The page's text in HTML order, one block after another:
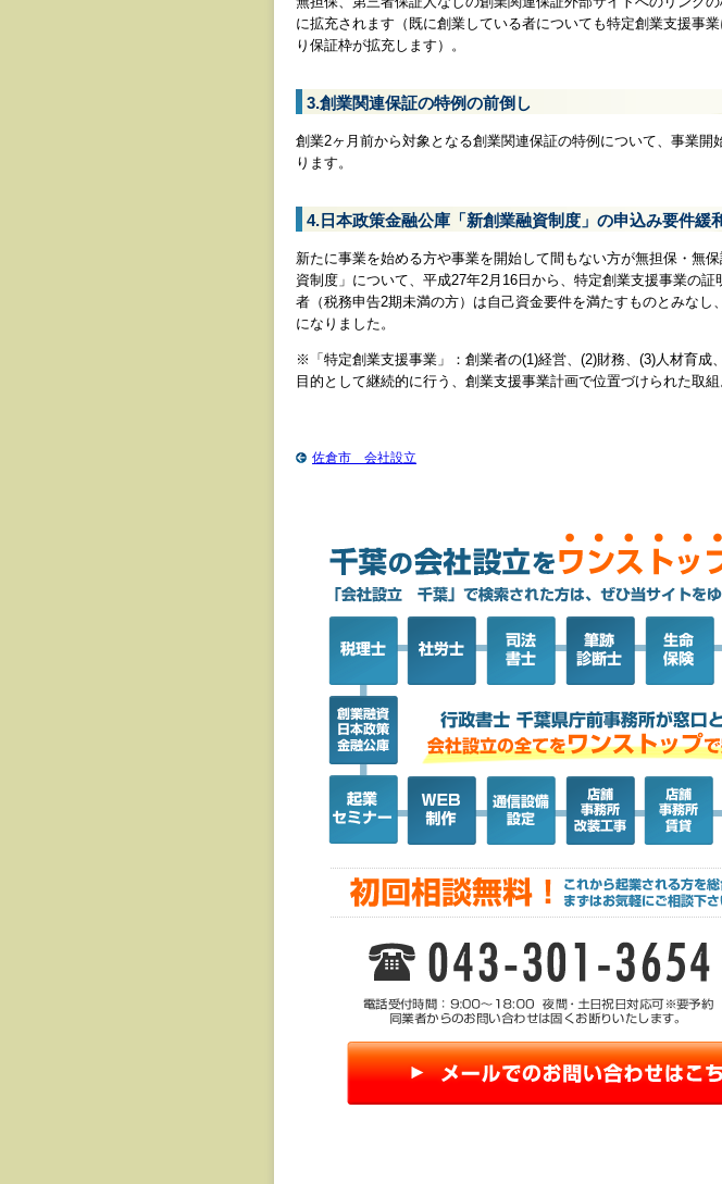
に拡充されます（既に創業している者についても特定創業支援事
り保証枠が拡充します）。
3.創業関連保証の特例の前倒し
創業2ヶ月前から対象となる創業関連保証の特例について、事業開
ります。
4.日本政策金融公庫「新創業融資制度」の申込み要件緩
新たに事業を始める方や事業を開始して間もない方が無担保・無
資制度」について、平成27年2月16日から、特定創業支援事業の
者（税務申告2期未満の方）は自己資金要件を満たすものとみなし
になりました。
※「特定創業支援事業」：創業者の(1)経営、(2)財務、(3)人材育成
目的として継続的に行う、創業支援事業計画で位置づけられた取組
佐倉市 会社設立